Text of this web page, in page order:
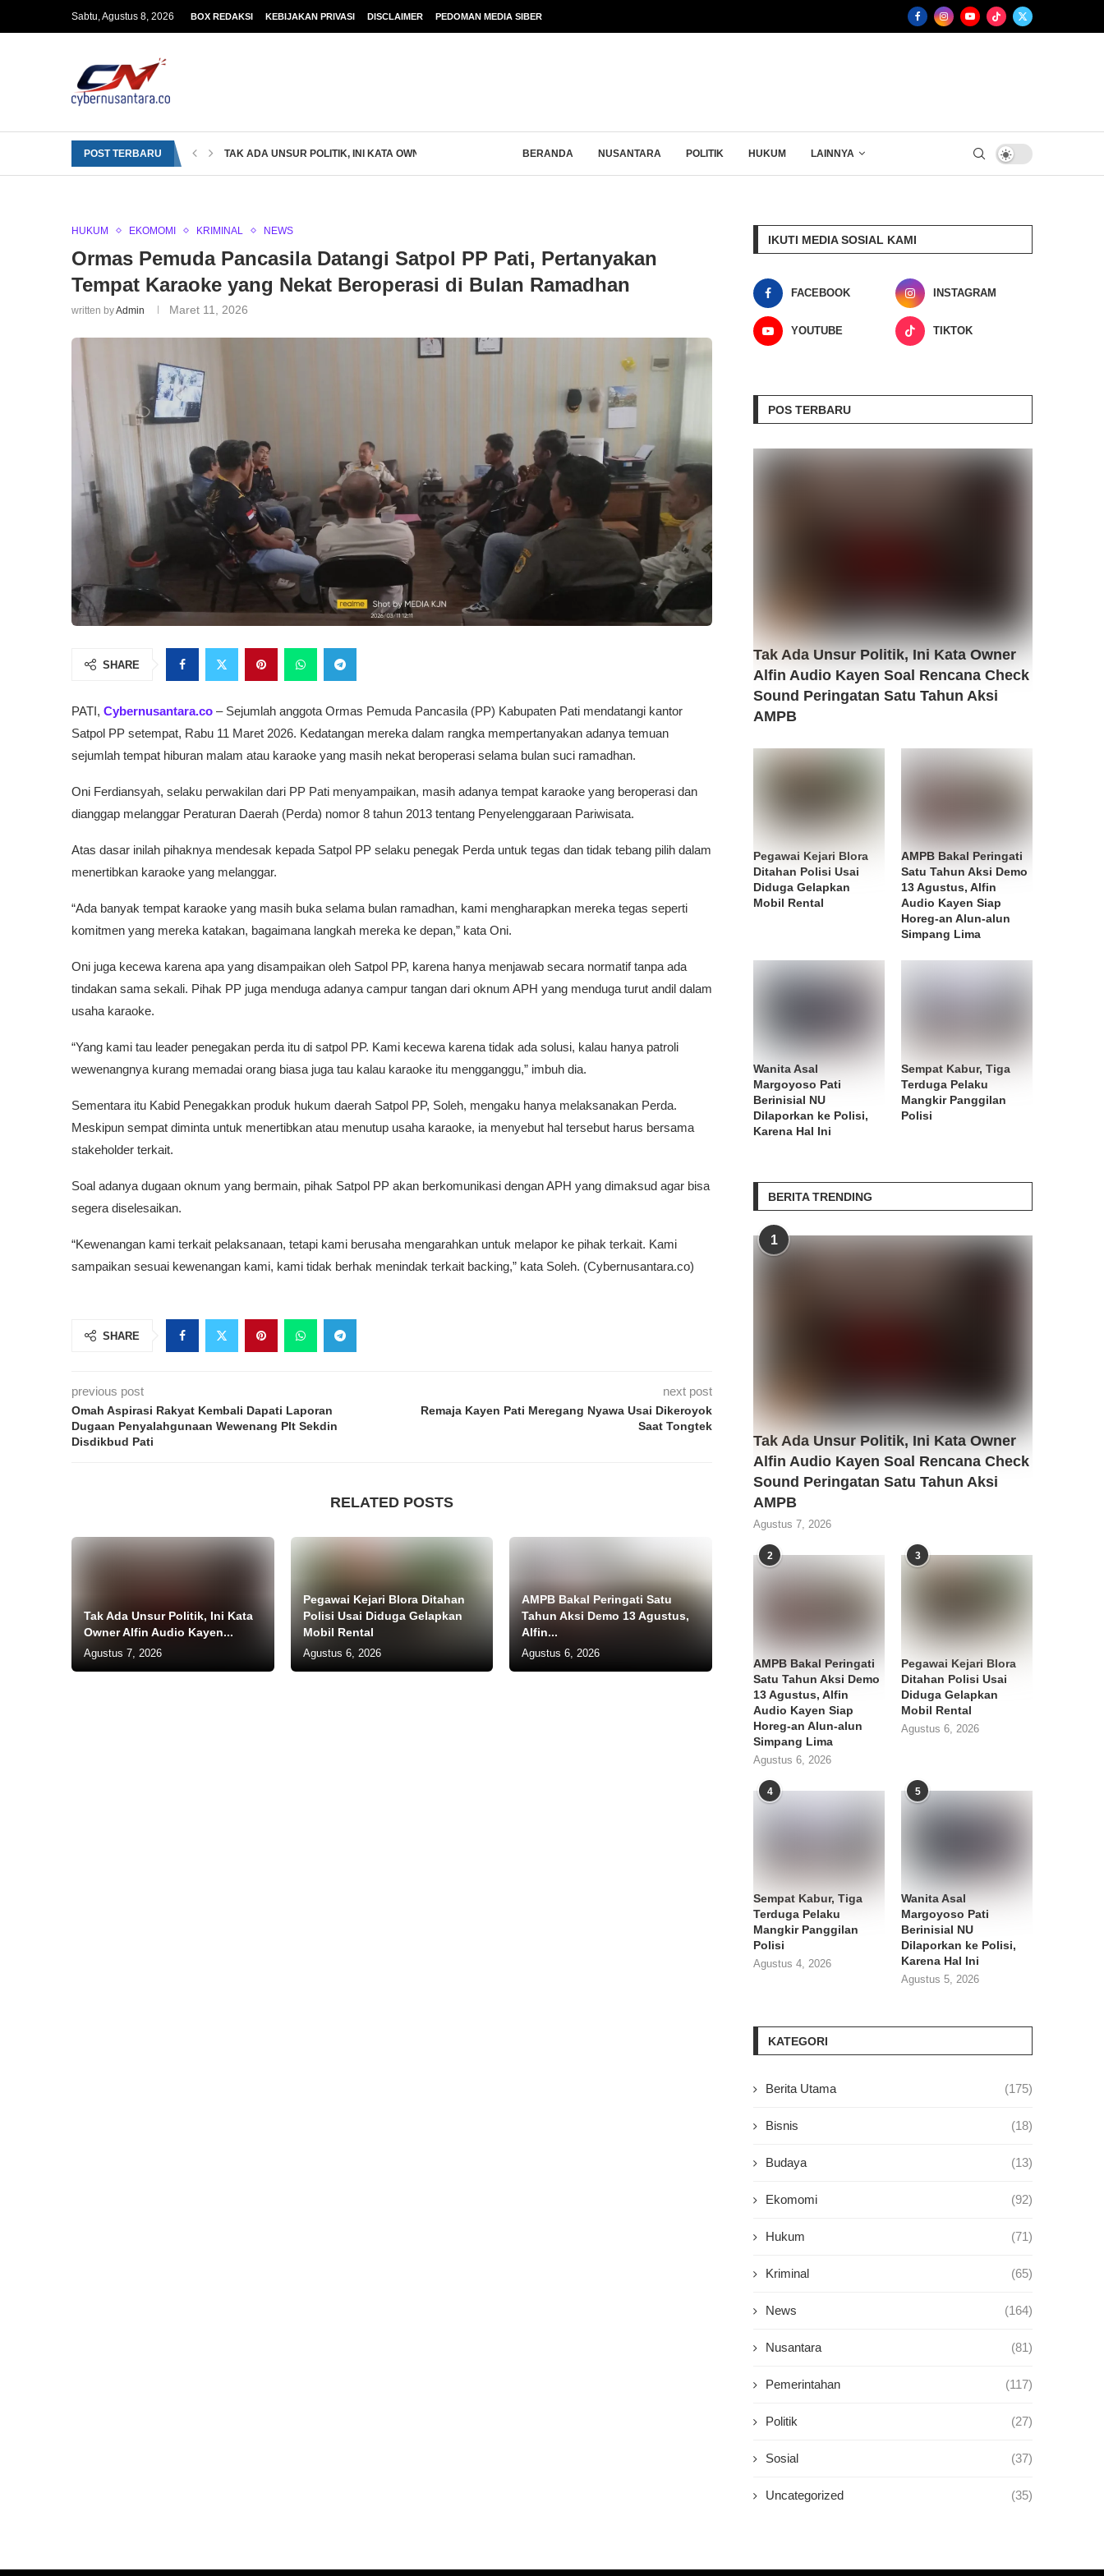
Sabtu, Agustus 8, 2026 BOX REDAKSI KEBIJAKAN PRIVASI DISCLAIMER PEDOMAN MEDIA SIBER
POST TERBARU TAK ADA UNSUR POLITIK, INI KATA OWNER ALFIN... BERANDA NUSANTARA POLITIK HUKUM LAINNYA
HUKUM EKOMOMI KRIMINAL NEWS
Ormas Pemuda Pancasila Datangi Satpol PP Pati, Pertanyakan
Tempat Karaoke yang Nekat Beroperasi di Bulan Ramadhan
written byAdmin Maret 11, 2026
SHARE
PATI, Cybernusantara.co – Sejumlah anggota Ormas Pemuda Pancasila (PP) Kabupaten Pati mendatangi kantor
Satpol PP setempat, Rabu 11 Maret 2026. Kedatangan mereka dalam rangka mempertanyakan adanya temuan
sejumlah tempat hiburan malam atau karaoke yang masih nekat beroperasi selama bulan suci ramadhan.
Oni Ferdiansyah, selaku perwakilan dari PP Pati menyampaikan, masih adanya tempat karaoke yang beroperasi dan
dianggap melanggar Peraturan Daerah (Perda) nomor 8 tahun 2013 tentang Penyelenggaraan Pariwisata.
Atas dasar inilah pihaknya mendesak kepada Satpol PP selaku penegak Perda untuk tegas dan tidak tebang pilih dalam
menertibkan karaoke yang melanggar.
“Ada banyak tempat karaoke yang masih buka selama bulan ramadhan, kami mengharapkan mereka tegas seperti
komitmen yang mereka katakan, bagaimana langkah mereka ke depan,” kata Oni.
Oni juga kecewa karena apa yang disampaikan oleh Satpol PP, karena hanya menjawab secara normatif tanpa ada
tindakan sama sekali. Pihak PP juga menduga adanya campur tangan dari oknum APH yang menduga turut andil dalam
usaha karaoke.
“Yang kami tau leader penegakan perda itu di satpol PP. Kami kecewa karena tidak ada solusi, kalau hanya patroli
wewenangnya kurang memadai orang biasa juga tau kalau karaoke itu mengganggu,” imbuh dia.
Sementara itu Kabid Penegakkan produk hukum daerah Satpol PP, Soleh, mengaku hanya melaksanakan Perda.
Meskipun sempat diminta untuk menertibkan atau menutup usaha karaoke, ia menyebut hal tersebut harus bersama
stakeholder terkait.
Soal adanya dugaan oknum yang bermain, pihak Satpol PP akan berkomunikasi dengan APH yang dimaksud agar bisa
segera diselesaikan.
“Kewenangan kami terkait pelaksanaan, tetapi kami berusaha mengarahkan untuk melapor ke pihak terkait. Kami
sampaikan sesuai kewenangan kami, kami tidak berhak menindak terkait backing,” kata Soleh. (Cybernusantara.co)
SHARE
previous post
Omah Aspirasi Rakyat Kembali Dapati Laporan
Dugaan Penyalahgunaan Wewenang Plt Sekdin
Disdikbud Pati
next post
Remaja Kayen Pati Meregang Nyawa Usai Dikeroyok
Saat Tongtek
RELATED POSTS
Tak Ada Unsur Politik, Ini Kata
Owner Alfin Audio Kayen...
Agustus 7, 2026
Pegawai Kejari Blora Ditahan
Polisi Usai Diduga Gelapkan
Mobil Rental
Agustus 6, 2026
AMPB Bakal Peringati Satu
Tahun Aksi Demo 13 Agustus,
Alfin...
Agustus 6, 2026
IKUTI MEDIA SOSIAL KAMI
FACEBOOK INSTAGRAM
YOUTUBE TIKTOK
POS TERBARU
Tak Ada Unsur Politik, Ini Kata Owner
Alfin Audio Kayen Soal Rencana Check
Sound Peringatan Satu Tahun Aksi
AMPB
Pegawai Kejari Blora
Ditahan Polisi Usai
Diduga Gelapkan
Mobil Rental
AMPB Bakal Peringati
Satu Tahun Aksi Demo
13 Agustus, Alfin
Audio Kayen Siap
Horeg-an Alun-alun
Simpang Lima
Wanita Asal
Margoyoso Pati
Berinisial NU
Dilaporkan ke Polisi,
Karena Hal Ini
Sempat Kabur, Tiga
Terduga Pelaku
Mangkir Panggilan
Polisi
BERITA TRENDING
1
Tak Ada Unsur Politik, Ini Kata Owner
Alfin Audio Kayen Soal Rencana Check
Sound Peringatan Satu Tahun Aksi
AMPB
Agustus 7, 2026
2
AMPB Bakal Peringati
Satu Tahun Aksi Demo
13 Agustus, Alfin
Audio Kayen Siap
Horeg-an Alun-alun
Simpang Lima
Agustus 6, 2026
3
Pegawai Kejari Blora
Ditahan Polisi Usai
Diduga Gelapkan
Mobil Rental
Agustus 6, 2026
4
Sempat Kabur, Tiga
Terduga Pelaku
Mangkir Panggilan
Polisi
Agustus 4, 2026
5
Wanita Asal
Margoyoso Pati
Berinisial NU
Dilaporkan ke Polisi,
Karena Hal Ini
Agustus 5, 2026
KATEGORI
Berita Utama (175)
Bisnis (18)
Budaya (13)
Ekomomi (92)
Hukum (71)
Kriminal (65)
News (164)
Nusantara (81)
Pemerintahan (117)
Politik (27)
Sosial (37)
Uncategorized (35)